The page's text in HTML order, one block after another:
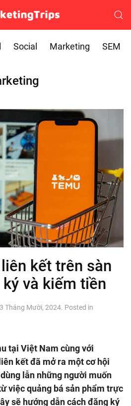
Social Marketing SEM
kết trên sàn
và kiếm tiền
Tháng Mười, 2024. Posted in
tại Việt Nam cùng với
kết đã mở ra một cơ hội
lẫn những người muốn
việc quảng bá sản phẩm trực
sẽ hướng dẫn cách đăng ký